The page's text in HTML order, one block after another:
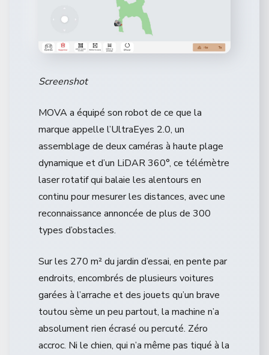
Screenshot
MOVA a équipé son robot de ce que la
marque appelle l’UltraEyes 2.0, un
assemblage de deux caméras à haute plage
dynamique et d’un LiDAR 360°, ce télémètre
laser rotatif qui balaie les alentours en
continu pour mesurer les distances, avec une
reconnaissance annoncée de plus de 300
types d’obstacles.
Sur les 270 m² du jardin d’essai, en pente par
endroits, encombrés de plusieurs voitures
garées à l’arrache et des jouets qu’un brave
toutou sème un peu partout, la machine n’a
absolument rien écrasé ou percuté. Zéro
accroc. Ni le chien, qui n’a même pas tiqué à la